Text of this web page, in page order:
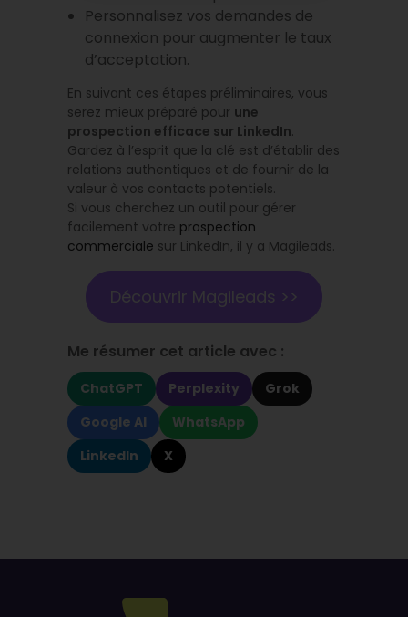
Personnalisez vos demandes de
connexion pour augmenter le taux
d’acceptation.
En suivant ces étapes préliminaires, vous
serez mieux préparé pour une
prospection efficace sur LinkedIn.
Gardez à l’esprit que la clé est d’établir des
relations authentiques et de fournir de la
valeur à vos contacts potentiels.
Si vous cherchez un outil pour gérer
facilement votre prospection
commerciale sur LinkedIn, il y a Magileads.
Découvrir Magileads >>
Me résumer cet article avec :
ChatGPT Perplexity
Grok
Google AI
WhatsApp
LinkedIn
X